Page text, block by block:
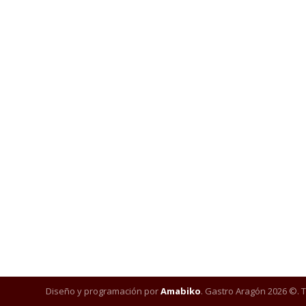
Diseño y programación porAmabiko. Gastro Aragón 2026 ©.